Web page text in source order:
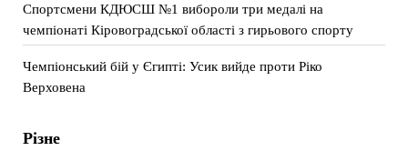
Спортсмени КДЮСШ №1 вибороли три медалі на
чемпіонаті Кіровоградської області з гирьового спорту
Чемпіонський бій у Єгипті: Усик вийде проти Ріко
Верховена
Різне